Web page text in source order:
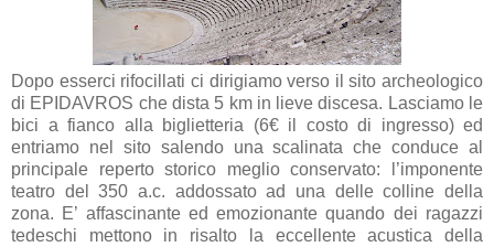
Dopo esserci rifocillati ci dirigiamo verso il sito archeologico
di EPIDAVROS che dista 5 km in lieve discesa. Lasciamo le
bici a fianco alla biglietteria (6€ il costo di ingresso) ed
entriamo nel sito salendo una scalinata che conduce al
principale reperto storico meglio conservato: l’imponente
teatro del 350 a.c. addossato ad una delle colline della
zona. E’ affascinante ed emozionante quando dei ragazzi
tedeschi mettono in risalto la eccellente acustica della